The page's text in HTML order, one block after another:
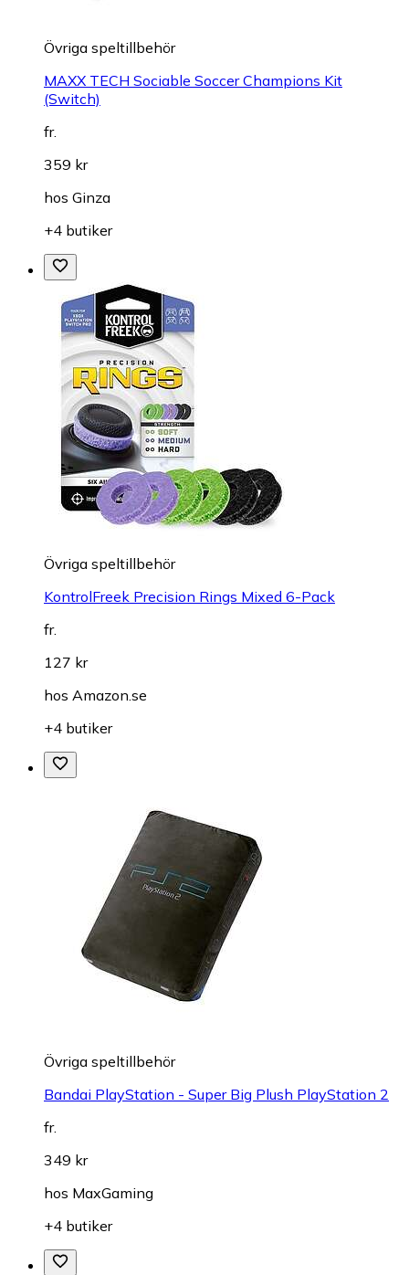
Övriga speltillbehör
MAXX TECH Sociable Soccer Champions Kit
(Switch)
fr.
359 kr
hos Ginza
+4 butiker
Övriga speltillbehör
KontrolFreek Precision Rings Mixed 6-Pack
fr.
127 kr
hos Amazon.se
+4 butiker
Övriga speltillbehör
Bandai PlayStation - Super Big Plush PlayStation 2
fr.
349 kr
hos MaxGaming
+4 butiker